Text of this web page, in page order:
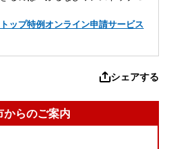
ップ特例オンライン申請サービス
シェアする
からのご案内